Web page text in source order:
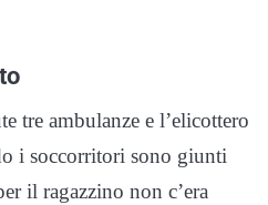
tre ambulanze e l’elicottero
i soccorritori sono giunti
il ragazzino non c’era